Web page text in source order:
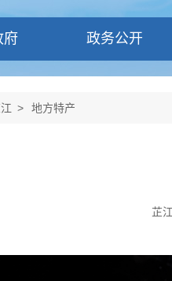
府 政务公开
> 地方特产
芷